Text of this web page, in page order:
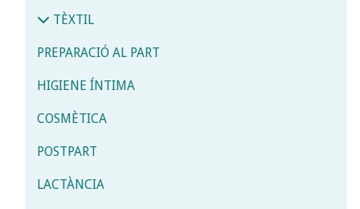
TÈXTIL
PREPARACIÓ AL PART
HIGIENE ÍNTIMA
COSMÈTICA
POSTPART
LACTÀNCIA